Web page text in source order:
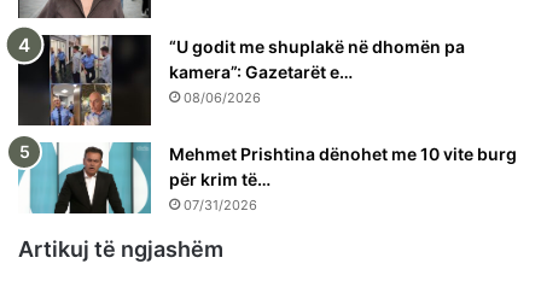
“U godit me shuplakë në dhomën pa
kamera”: Gazetarët e…
08/06/2026
Mehmet Prishtina dënohet me 10 vite burg
për krim të…
07/31/2026
Artikuj të ngjashëm